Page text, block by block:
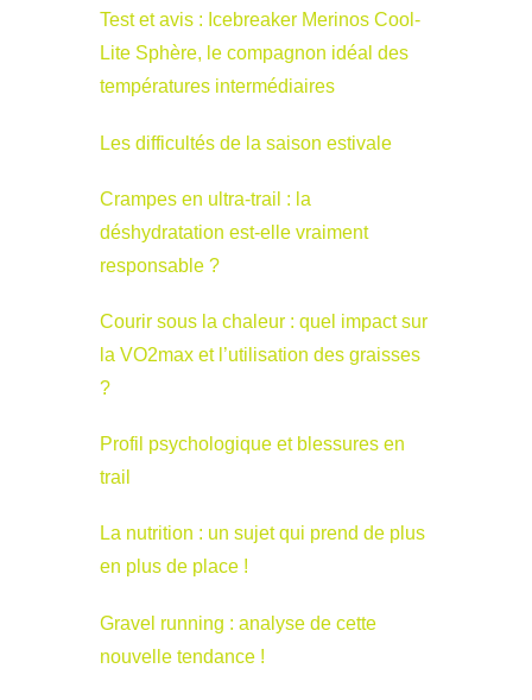
Test et avis : Icebreaker Merinos Cool-
Lite Sphère, le compagnon idéal des
températures intermédiaires
Les difficultés de la saison estivale
Crampes en ultra-trail : la
déshydratation est-elle vraiment
responsable ?
Courir sous la chaleur : quel impact sur
la VO2max et l’utilisation des graisses
?
Profil psychologique et blessures en
trail
La nutrition : un sujet qui prend de plus
en plus de place !
Gravel running : analyse de cette
nouvelle tendance !